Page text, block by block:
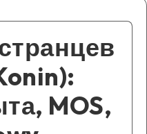
MOS,